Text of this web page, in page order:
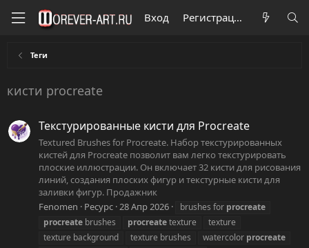
Вход Регистрация
Теги
кисти procreate
Текстурированные кисти для Procreate
Textured Brushes for Procreate. Набор текстурированных
кистей для Procreate позволит вам легко текстурировать
плоские иллюстрации. Он включает 32 кисти для рисования
линий, создания плоских фигур и текстурные кисти для
заливки фигур. Продажник
Fenomen
Ресурс 28 Апр 2026 brushes for procreate
procreate brushes procreatetexture
texture
texture background
texture brushes watercolor procreate